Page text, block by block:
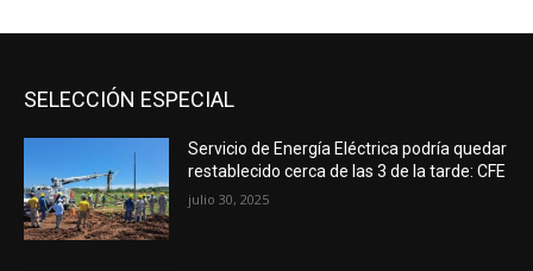
SELECCIÓN ESPECIAL
Servicio de Energía Eléctrica podría quedar
restablecido cerca de las 3 de la tarde: CFE
julio 30, 2025